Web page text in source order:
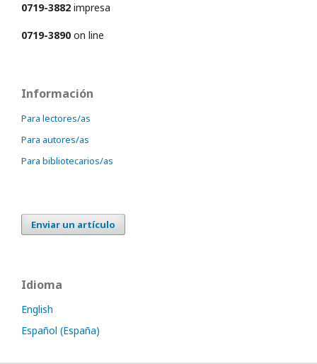
0719-3882 impresa
0719-3890 on line
Información
Para lectores/as
Para autores/as
Para bibliotecarios/as
Enviar un artículo
Idioma
English
Español (España)